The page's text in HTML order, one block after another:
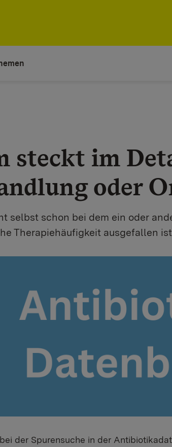
steckt im
oder
selbst schon bei dem ein oder
Therapiehäufigkeit ausgefallen
bei der Spurensuche in der